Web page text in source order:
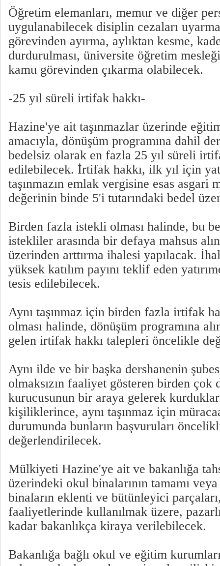
Öğretim elemanları, memur ve diğer
uygulanabilecek disiplin cezaları
görevinden ayırma, aylıktan kesme,
durdurulması, üniversite öğretim
kamu görevinden çıkarma olabilecek.
-25 yıl süreli irtifak hakkı-
Hazine'ye ait taşınmazlar üzerinde
amacıyla, dönüşüm programına dahil
bedelsiz olarak en fazla 25 yıl süreli
edilebilecek. İrtifak hakkı, ilk yıl için
taşınmazın emlak vergisine esas asgari
değerinin binde 5'i tutarındaki bedel
Birden fazla istekli olması halinde, bu
istekliler arasında bir defaya mahsus
üzerinden arttırma ihalesi yapılacak.
yüksek katılım payını teklif eden
tesis edilebilecek.
Aynı taşınmaz için birden fazla irtifak
olması halinde, dönüşüm programına
gelen irtifak hakkı talepleri öncelikle
Aynı ilde ve bir başka dershanenin
olmaksızın faaliyet gösteren birden çok
kurucusunun bir araya gelerek
kişiliklerince, aynı taşınmaz için
durumunda bunların başvuruları
değerlendirilecek.
Mülkiyeti Hazine'ye ait ve bakanlığa
üzerindeki okul binalarının tamamı
binaların eklenti ve bütünleyici
faaliyetlerinde kullanılmak üzere,
kadar bakanlıkça kiraya verilebilecek.
Bakanlığa bağlı okul ve eğitim